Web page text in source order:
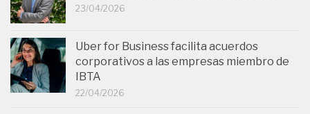
23/04/2026
Uber for Business facilita acuerdos
corporativos a las empresas miembro de
IBTA
22/04/2026